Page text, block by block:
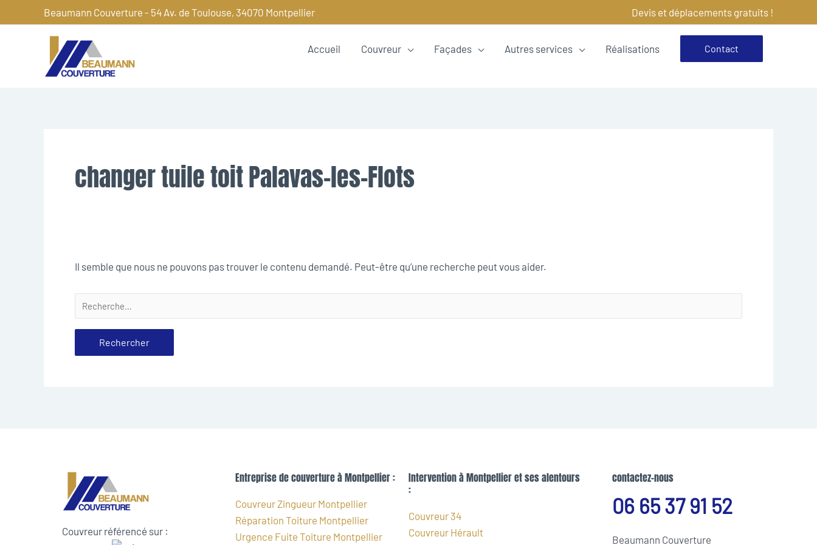
au
Beaumann Couverture - 54 Av. de Toulouse, 34070 Montpellier Devis et déplacements gratuits !
Accueil Couvreur Façades Autres services Réalisations Contact
changer tuile toit Palavas-les-Flots
Il semble que nous ne pouvons pas trouver le contenu demandé. Peut-être qu’une recherche peut vous aider.
Couvreur référencé sur :
Entreprise de couverture à Montpellier :
Couvreur Zingueur Montpellier
Réparation Toiture Montpellier
Urgence Fuite Toiture Montpellier
Intervention à Montpellier et ses alentours
:
Couvreur 34
Couvreur Hérault
contactez-nous
06 65 37 91 52
Beaumann Couverture